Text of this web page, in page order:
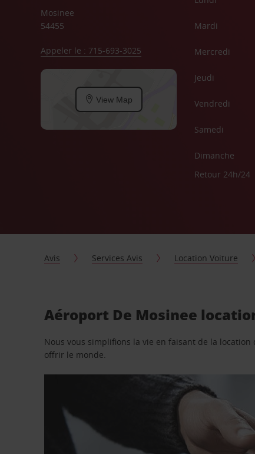
Mosinee
54455
Appeler le : 715-693-3025
View Map
Mardi
Mercredi
Jeudi
Vendredi
Samedi
Dimanche
Retour 24h/24
Avis Services Avis Location Voiture
Aéroport De Mosinee
Nous vous simplifions la vie en faisant de la
offrir le monde.